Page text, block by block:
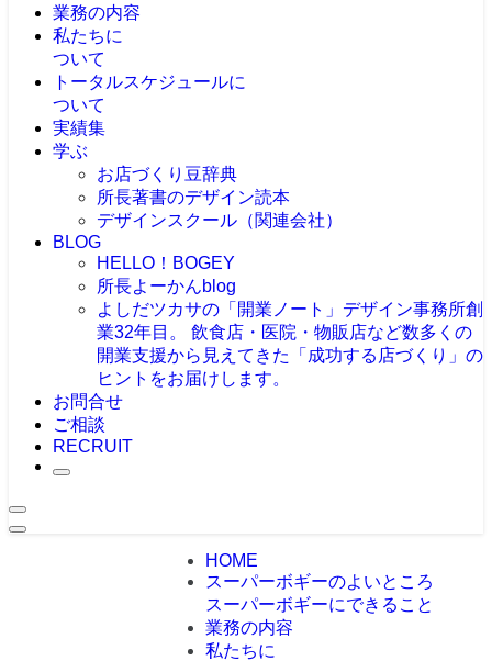
業務の内容
私たちに
ついて
トータルスケジュールに
ついて
実績集
学ぶ
お店づくり豆辞典
所長著書のデザイン読本
デザインスクール（関連会社）
BLOG
HELLO！BOGEY
所長よーかんblog
よしだツカサの「開業ノート」 デザイン事務所創
業32年目。 飲食店・医院・物販店など数多くの
開業支援から見えてきた「成功する店づくり」の
ヒントをお届けします。
お問合せ
ご相談
RECRUIT
HOME
スーパーボギーのよいところ
スーパーボギーにできること
業務の内容
私たちに